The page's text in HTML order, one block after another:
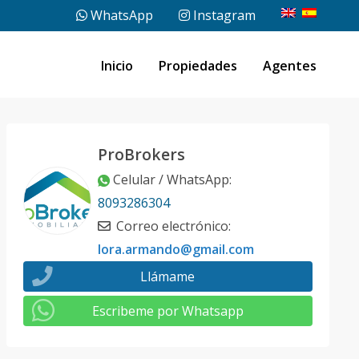
WhatsApp Instagram
Inicio Propiedades Agentes
ProBrokers
Celular / WhatsApp:
8093286304
Correo electrónico:
lora.armando@gmail.com
Llámame
Escribeme por Whatsapp